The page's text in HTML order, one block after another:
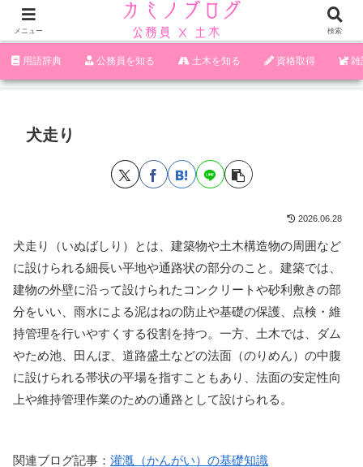
‪︎‬‪︎︎︎︎︎用語辞典 ‪︎‬‪︎︎︎︎︎公務員を知る 土木を知る 資格取得 雑
犬走り
2026.06.28
犬走り（いぬばしり）とは、建築物や土木構造物の周囲など
に設けられる細長い平地や通路状の部分のこと。建築では、
建物の外壁に沿って設けられたコンクリートや砂利敷きの部
分をいい、雨水による泥はねの防止や基礎の保護、点検・維
持管理を行いやすくする役割を持つ。一方、土木では、ダム
やため池、田んぼ、道路盛土などの法面（のりめん）の中腹
に設けられる帯状の平場を指すこともあり、法面の安定性向
上や維持管理作業のための通路として設けられる。
関連ブログ記事： 灌漑（かんがい）の基礎知識
メニュー 検索